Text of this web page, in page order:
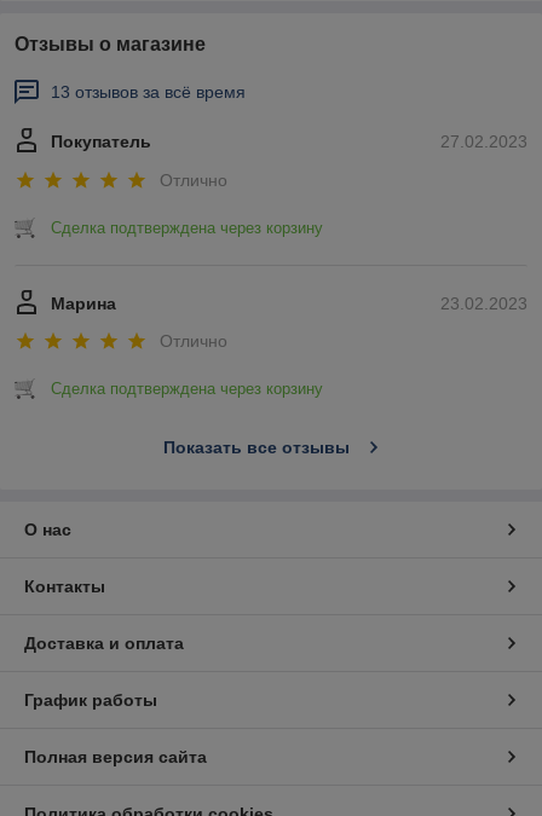
Отзывы о магазине
13 отзывов за всё время
27.02.2023
Покупатель
Отлично
Сделка подтверждена через корзину
23.02.2023
Марина
Отлично
Сделка подтверждена через корзину
Показать все отзывы
О нас
Контакты
Доставка и оплата
График работы
Полная версия сайта